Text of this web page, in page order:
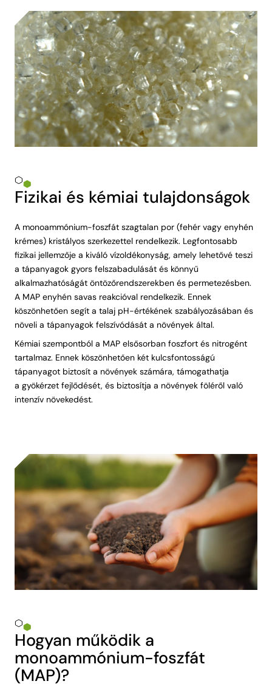
Fizikai és kémiai tulajdonságok
A monoammónium-foszfát szagtalan por (fehér vagy enyhén
krémes) kristályos szerkezettel rendelkezik. Legfontosabb
fizikai jellemzője a kiváló vízoldékonyság, amely lehetővé teszi
a tápanyagok gyors felszabadulását és könnyű
alkalmazhatóságát öntözőrendszerekben és permetezésben.
A MAP enyhén savas reakcióval rendelkezik. Ennek
köszönhetően segít a talaj pH-értékének szabályozásában és
növeli a tápanyagok felszívódását a növények által.
Kémiai szempontból a MAP elsősorban foszfort és nitrogént
tartalmaz. Ennek köszönhetően két kulcsfontosságú
tápanyagot biztosít a növények számára, támogathatja
a gyökérzet fejlődését, és biztosítja a növények föléről való
intenzív növekedést.
Hogyan működik a
monoammónium-foszfát
(MAP)?